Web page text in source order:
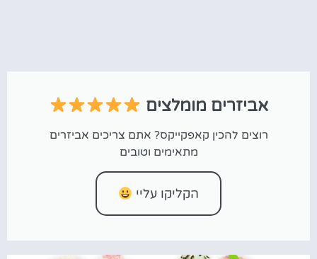
אביזרים מומלצים
רוצים להכין קאפקייקס? אתם צריכים אביזרים
מתאימים וטובים
הקליקו עליי